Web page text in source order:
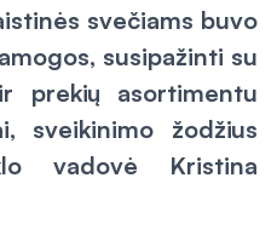
svečiams buvo
susipažinti su
prekių asortimentu
sveikinimo žodžius
vadovė Kristina